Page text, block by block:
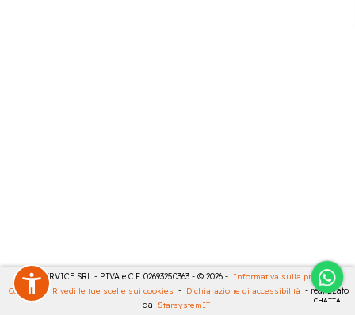
CHATTA
CASA SERVICE SRL - P.IVA e C.F. 02693250363 - © 2026 - Informativa sulla privacy -
Cookies
- Rivedi le tue scelte sui cookies - Dichiarazione di accessibilità - realizzato
da StarsystemIT